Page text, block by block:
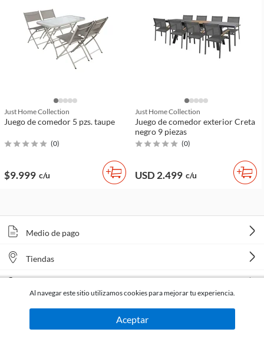
Just Home Collection
Juego de comedor 5 pzs. taupe
(0)
$9.999 c/u
Just Home Collection
Juego de comedor exterior Creta
negro 9 piezas
(0)
USD 2.499 c/u
Medio de pago
Tiendas
Al navegar este sitio utilizamos cookies para mejorar tu experiencia.
Aceptar